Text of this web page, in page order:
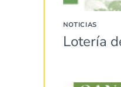
NOTICIAS
Lotería